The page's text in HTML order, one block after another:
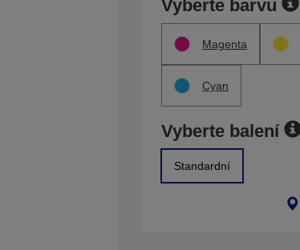
Vyberte barvu
Magenta
Cyan
Vyberte balení
Standardní